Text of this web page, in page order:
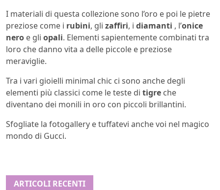
I materiali di questa collezione sono l’oro e poi le pietre
preziose come i rubini, gli zaffiri, i diamanti , l’onice
nero e gli opali. Elementi sapientemente combinati tra
loro che danno vita a delle piccole e preziose
meraviglie.
Tra i vari gioielli minimal chic ci sono anche degli
elementi più classici come le teste di tigre che
diventano dei monili in oro con piccoli brillantini.
Sfogliate la fotogallery e tuffatevi anche voi nel magico
mondo di Gucci.
ARTICOLI RECENTI